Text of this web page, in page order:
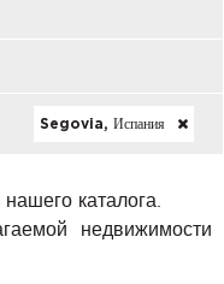
Segovia, Испания
каталога.
недвижимости